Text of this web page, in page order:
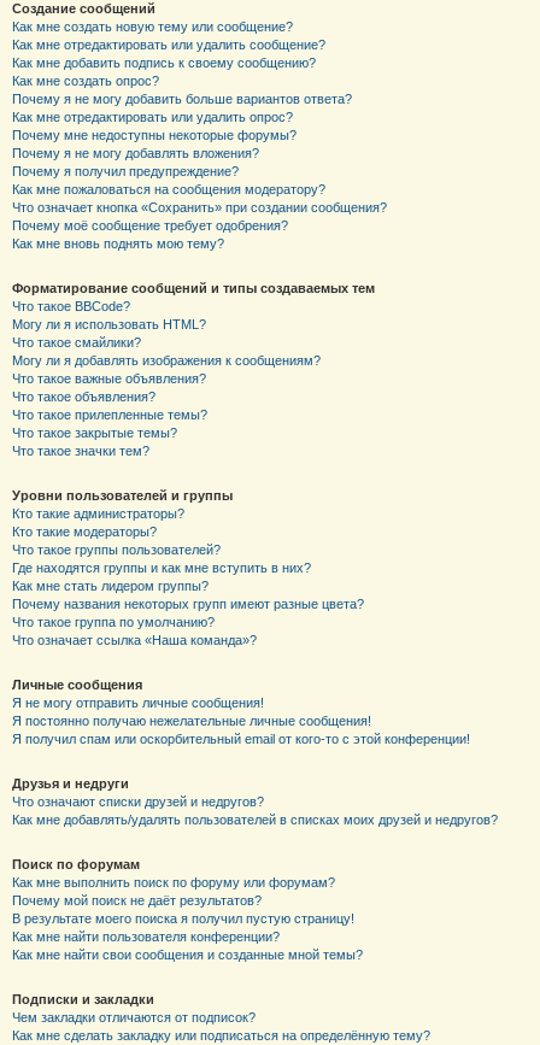
Создание сообщений
Как мне создать новую тему или сообщение?
Как мне отредактировать или удалить сообщение?
Как мне добавить подпись к своему сообщению?
Как мне создать опрос?
Почему я не могу добавить больше вариантов ответа?
Как мне отредактировать или удалить опрос?
Почему мне недоступны некоторые форумы?
Почему я не могу добавлять вложения?
Почему я получил предупреждение?
Как мне пожаловаться на сообщения модератору?
Что означает кнопка «Сохранить» при создании сообщения?
Почему моё сообщение требует одобрения?
Как мне вновь поднять мою тему?
Форматирование сообщений и типы создаваемых тем
Что такое BBCode?
Могу ли я использовать HTML?
Что такое смайлики?
Могу ли я добавлять изображения к сообщениям?
Что такое важные объявления?
Что такое объявления?
Что такое прилепленные темы?
Что такое закрытые темы?
Что такое значки тем?
Уровни пользователей и группы
Кто такие администраторы?
Кто такие модераторы?
Что такое группы пользователей?
Где находятся группы и как мне вступить в них?
Как мне стать лидером группы?
Почему названия некоторых групп имеют разные цвета?
Что такое группа по умолчанию?
Что означает ссылка «Наша команда»?
Личные сообщения
Я не могу отправить личные сообщения!
Я постоянно получаю нежелательные личные сообщения!
Я получил спам или оскорбительный email от кого-то с этой конференции!
Друзья и недруги
Что означают списки друзей и недругов?
Как мне добавлять/удалять пользователей в списках моих друзей и недругов?
Поиск по форумам
Как мне выполнить поиск по форуму или форумам?
Почему мой поиск не даёт результатов?
В результате моего поиска я получил пустую страницу!
Как мне найти пользователя конференции?
Как мне найти свои сообщения и созданные мной темы?
Подписки и закладки
Чем закладки отличаются от подписок?
Как мне сделать закладку или подписаться на определённую тему?